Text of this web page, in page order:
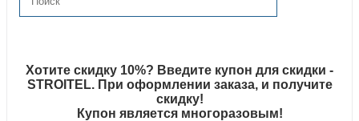
Хотите скидку 10%? Введите купон для скидки -
STROITEL. При оформлении заказа, и получите
скидку!
Купон является многоразовым!